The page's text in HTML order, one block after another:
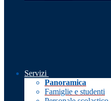
Servizi
Panoramica
Famiglie e studenti